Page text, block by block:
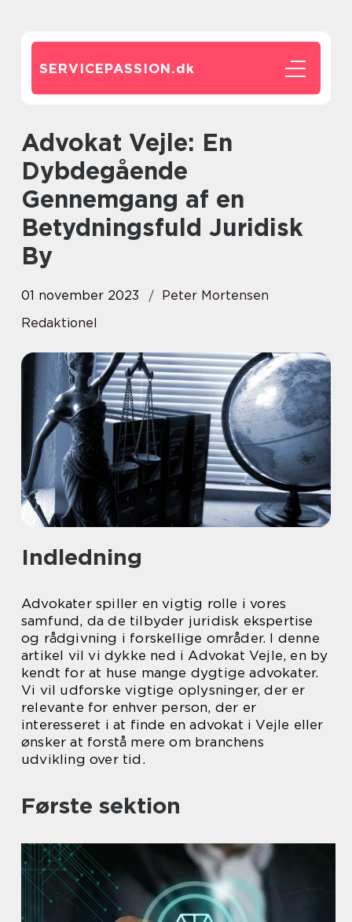
SERVICEPASSION.dk
Advokat Vejle: En
Dybdegående
Gennemgang af en
Betydningsfuld Juridisk
By
01 november 2023
Peter Mortensen
Redaktionel
Indledning
Advokater spiller en vigtig rolle i vores
samfund, da de tilbyder juridisk ekspertise
og rådgivning i forskellige områder. I denne
artikel vil vi dykke ned i Advokat Vejle, en by
kendt for at huse mange dygtige advokater.
Vi vil udforske vigtige oplysninger, der er
relevante for enhver person, der er
interesseret i at finde en advokat i Vejle eller
ønsker at forstå mere om branchens
udvikling over tid.
Første sektion